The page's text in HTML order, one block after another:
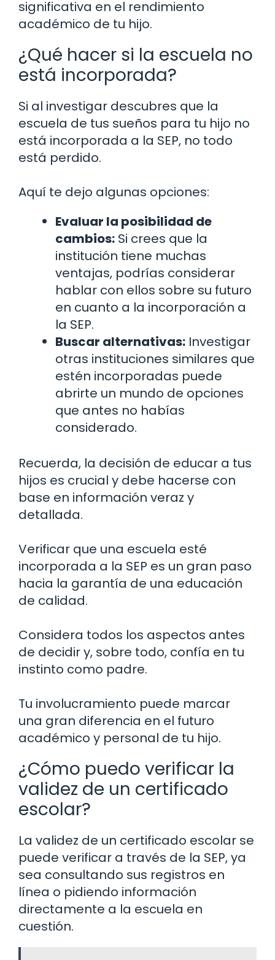
significativa en el rendimiento
académico de tu hijo.
¿Qué hacer si la escuela no
está incorporada?
Si al investigar descubres que la
escuela de tus sueños para tu hijo no
está incorporada a la SEP, no todo
está perdido.
Aquí te dejo algunas opciones:
Evaluar la posibilidad de
cambios: Si crees que la
institución tiene muchas
ventajas, podrías considerar
hablar con ellos sobre su futuro
en cuanto a la incorporación a
la SEP.
Buscar alternativas: Investigar
otras instituciones similares que
estén incorporadas puede
abrirte un mundo de opciones
que antes no habías
considerado.
Recuerda, la decisión de educar a tus
hijos es crucial y debe hacerse con
base en información veraz y
detallada.
Verificar que una escuela esté
incorporada a la SEP es un gran paso
hacia la garantía de una educación
de calidad.
Considera todos los aspectos antes
de decidir y, sobre todo, confía en tu
instinto como padre.
Tu involucramiento puede marcar
una gran diferencia en el futuro
académico y personal de tu hijo.
¿Cómo puedo verificar la
validez de un certificado
escolar?
La validez de un certificado escolar se
puede verificar a través de la SEP, ya
sea consultando sus registros en
línea o pidiendo información
directamente a la escuela en
cuestión.